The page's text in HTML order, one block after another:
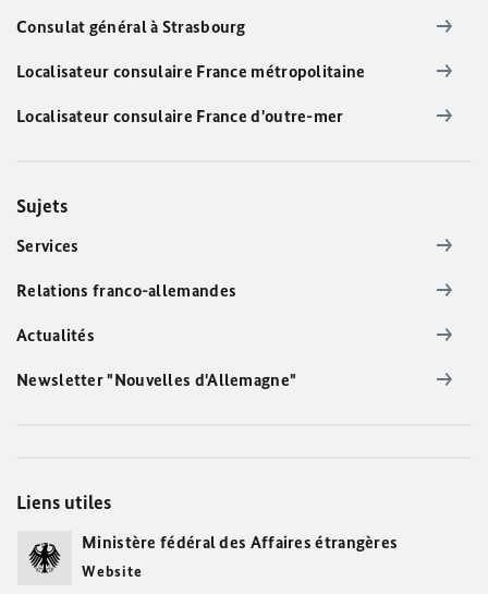
Consulat général à Strasbourg
Localisateur consulaire France métropolitaine
Localisateur consulaire France d'outre-mer
Sujets
Services
Relations franco-allemandes
Actualités
Newsletter "Nouvelles d'Allemagne"
Liens utiles
Ministère fédéral des Affaires étrangères
Website